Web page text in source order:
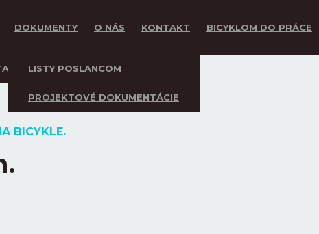
DOKUMENTY
LISTY POSLANCOM
PROJEKTOVÉ DOKUMENTÁCIE
O NÁS KONTAKT BICYKLOM DO PRÁCE
BICYKLE.